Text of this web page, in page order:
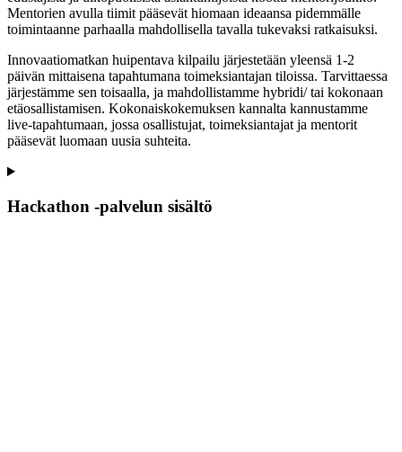
Mentorien avulla tiimit pääsevät hiomaan ideaansa pidemmälle
toimintaanne parhaalla mahdollisella tavalla tukevaksi ratkaisuksi.
Innovaatiomatkan huipentava kilpailu järjestetään yleensä 1-2
päivän mittaisena tapahtumana toimeksiantajan tiloissa. Tarvittaessa
järjestämme sen toisaalla, ja mahdollistamme hybridi/ tai kokonaan
etäosallistamisen. Kokonaiskokemuksen kannalta kannustamme
live-tapahtumaan, jossa osallistujat, toimeksiantajat ja mentorit
pääsevät luomaan uusia suhteita.
Hackathon -palvelun sisältö